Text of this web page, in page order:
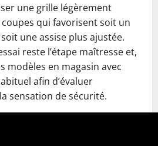
une grille légèrement
qui favorisent soit un
une assise plus ajustée.
reste l’étape maîtresse et,
modèles en magasin avec
afin d’évaluer
sensation de sécurité.